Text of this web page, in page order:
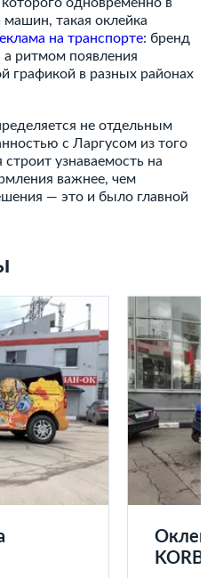
такая оклейка
на транспорте: бренд
ритмом появления
графикой в разных районах
не отдельным
с Ларгусом из того
узнаваемость на
важнее, чем
— это и было главной
KORB